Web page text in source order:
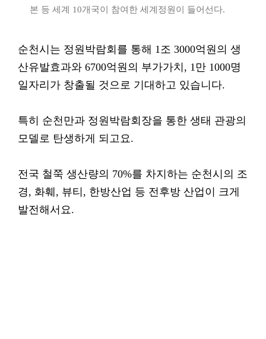
본 등 세계 10개국이 참여한 세계정원이 들어선다.
순천시는 정원박람회를 통해 1조 3000억원의 생
산유발효과와 6700억원의 부가가치, 1만 1000명
일자리가 창출될 것으로 기대하고 있습니다.
특히 순천만과 정원박람회장을 통한 생태 관광의
모델로 탄생하게 되고요.
전국 철쭉 생산량의 70%를 차지하는 순천시의 조
경, 화훼, 뷰티, 한방산업 등 전후방 산업이 크게
발전해서요.